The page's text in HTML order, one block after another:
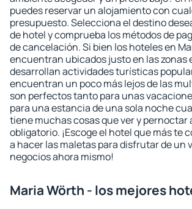
puedes reservar un alojamiento con
presupuesto. Selecciona el destino
de hotel y comprueba los métodos de
de cancelación. Si bien los hoteles en
encuentran ubicados justo en las zonas
desarrollan actividades turísticas
encuentran un poco más lejos de las
son perfectos tanto para unas
para una estancia de una sola noche
tiene muchas cosas que ver y pernoctar
obligatorio. ¡Escoge el hotel que más te
a hacer las maletas para disfrutar de un
negocios ahora mismo!
Maria Wörth - los mejores